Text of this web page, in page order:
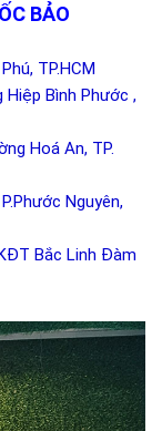
BẢO
TP.HCM
Hiệp Bình Phước ,
Hoá An, TP.
Nguyên,
Bắc Linh Đàm